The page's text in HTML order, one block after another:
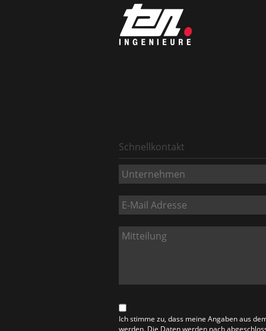
Schnellkontakt
Ich stimme zu, dass meine Angaben aus
werden. Die Daten werden nach